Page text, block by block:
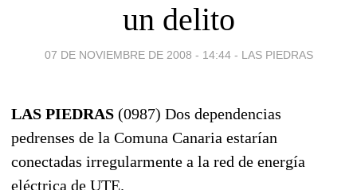
un delito
07 DE NOVIEMBRE DE 2008 - 14:44 - LAS PIEDRAS
LAS PIEDRAS (0987) Dos dependencias
pedrenses de la Comuna Canaria estarían
conectadas irregularmente a la red de energía
eléctrica de UTE.